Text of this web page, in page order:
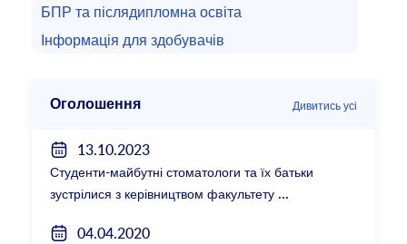
БПР та післядипломна освіта
Інформація для здобувачів
Оголошення Дивитись усі
13.10.2023
Студенти-майбутні стоматологи та їх батьки
зустрілися з керівництвом факультету
04.04.2020